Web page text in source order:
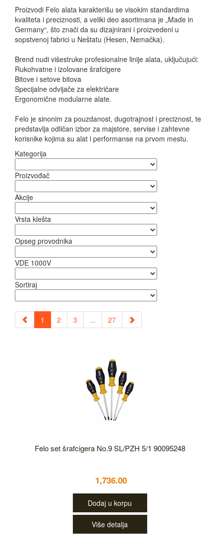
Proizvodi Felo alata karakterišu se visokim standardima
kvaliteta i preciznosti, a veliki deo asortimana je „Made in
Germany“, što znači da su dizajnirani i proizvedeni u
sopstvenoj fabrici u Neštatu (Hesen, Nemačka).
Brend nudi višestruke profesionalne linije alata, uključujući:
Rukohvatne i izolovane šrafcigere
Bitove i setove bitova
Specijalne odvijače za električare
Ergonomične modularne alate.
Felo je sinonim za pouzdanost, dugotrajnost i preciznost, te
predstavlja odličan izbor za majstore, servise i zahtevne
korisnike kojima su alat i performanse na prvom mestu.
Kategorija
Proizvođač
Akcije
Vrsta klešta
Opseg provodnika
VDE 1000V
Sortiraj
1 2 3 ... 27
Felo set šrafcigera No.9 SL/PZH 5/1 90095248
1,736.00
Dodaj u korpu
Više detalja